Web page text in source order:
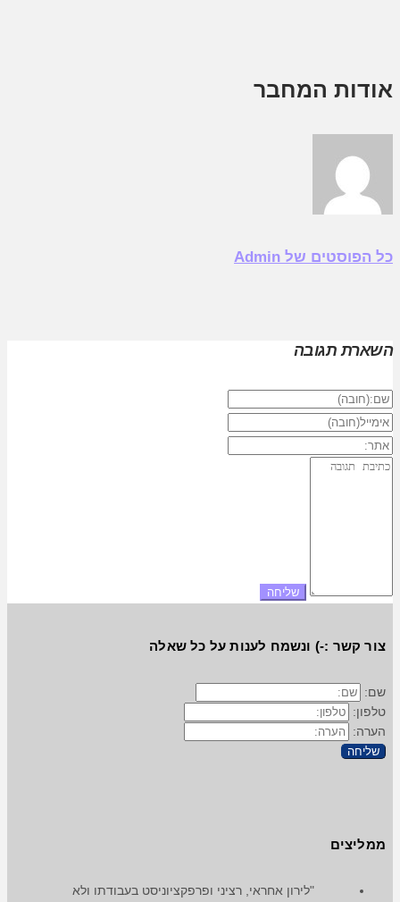
אודות המחבר
כל הפוסטים של Admin
השארת תגובה
צור קשר :-) ונשמח לענות על כל שאלה
שם:
טלפון:
הערה:
שליחה
ממליצים
"לירון אחראי, רציני ופרפקציוניסט בעבודתו ולא